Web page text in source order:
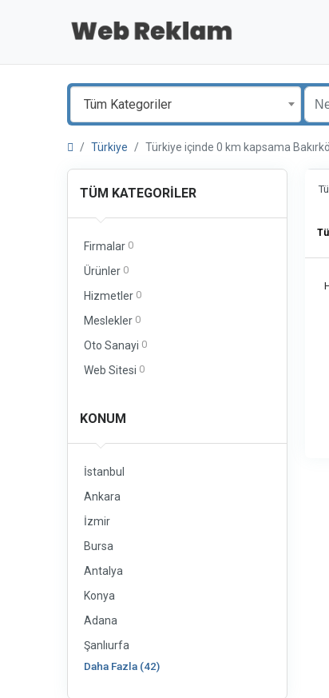
Tüm Kategoriler
Türkiye Türkiye içinde 0 km kapsama
TÜM KATEGORILER
Firmalar 0
Ürünler 0
Hizmetler 0
Meslekler 0
Oto Sanayi 0
Web Sitesi 0
KONUM
İstanbul
Ankara
İzmir
Bursa
Antalya
Konya
Adana
Şanlıurfa
Daha Fazla (42)